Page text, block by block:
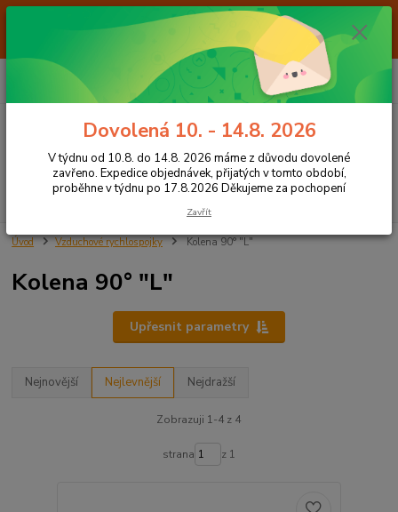
Od 7.8. do 14.8. 2026 máme z důvodu dovolené ZAVŘENO. Expedice
objednávek, přijatých v tomto období, proběhne v týdnu po 17.8.2026
Děkujeme za pochopení
CZK
Hledat
+420 605 283 713
za0,00 Kč
Úvod Vzduchové rychlospojky Kolena 90° "L"
Kolena 90° "L"
Upřesnit parametry
Nejnovější Nejlevnější Nejdražší
Zobrazuji 1-4 z 4
strana z 1
Dovolená 10. - 14.8. 2026
V týdnu od 10.8. do 14.8. 2026 máme z důvodu dovolené
zavřeno. Expedice objednávek, přijatých v tomto období,
proběhne v týdnu po 17.8.2026 Děkujeme za pochopení
Zavřít